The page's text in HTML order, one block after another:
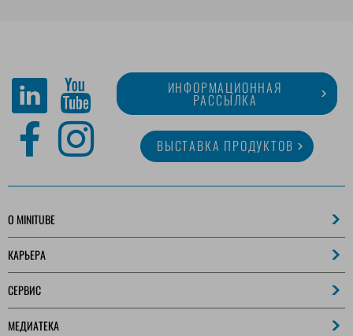
ИНФОРМАЦИОННАЯ
РАССЫЛКА
ВЫСТАВКА ПРОДУКТОВ
O MINITUBE
КАРЬЕРА
СЕРВИС
МЕДИАТЕКА